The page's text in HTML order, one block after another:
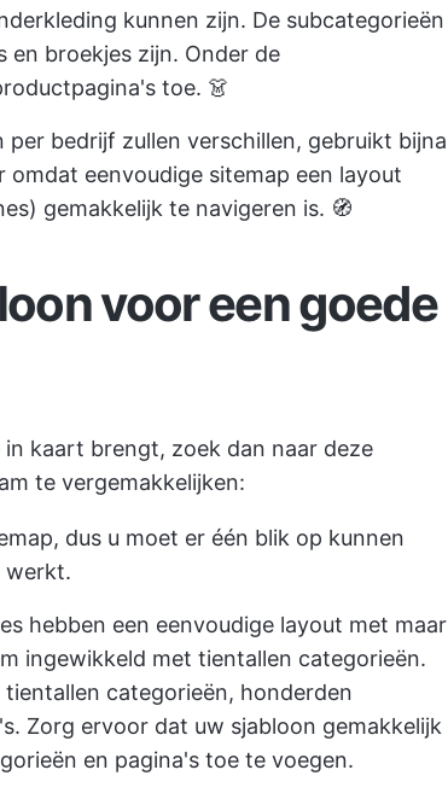
kunnen zijn. De subcategorieën
en broekjes zijn. Onder de
toe. 👗
bedrijf zullen verschillen, gebruikt bijna
eenvoudige sitemap een layout
gemakkelijk te navigeren is. 🧭
voor een goede
kaart brengt, zoek dan naar deze
te vergemakkelijken:
dus u moet er één blik op kunnen
werkt.
hebben een eenvoudige layout met maar
ingewikkeld met tientallen categorieën.
categorieën, honderden
Zorg ervoor dat uw sjabloon gemakkelijk
en pagina's toe te voegen.